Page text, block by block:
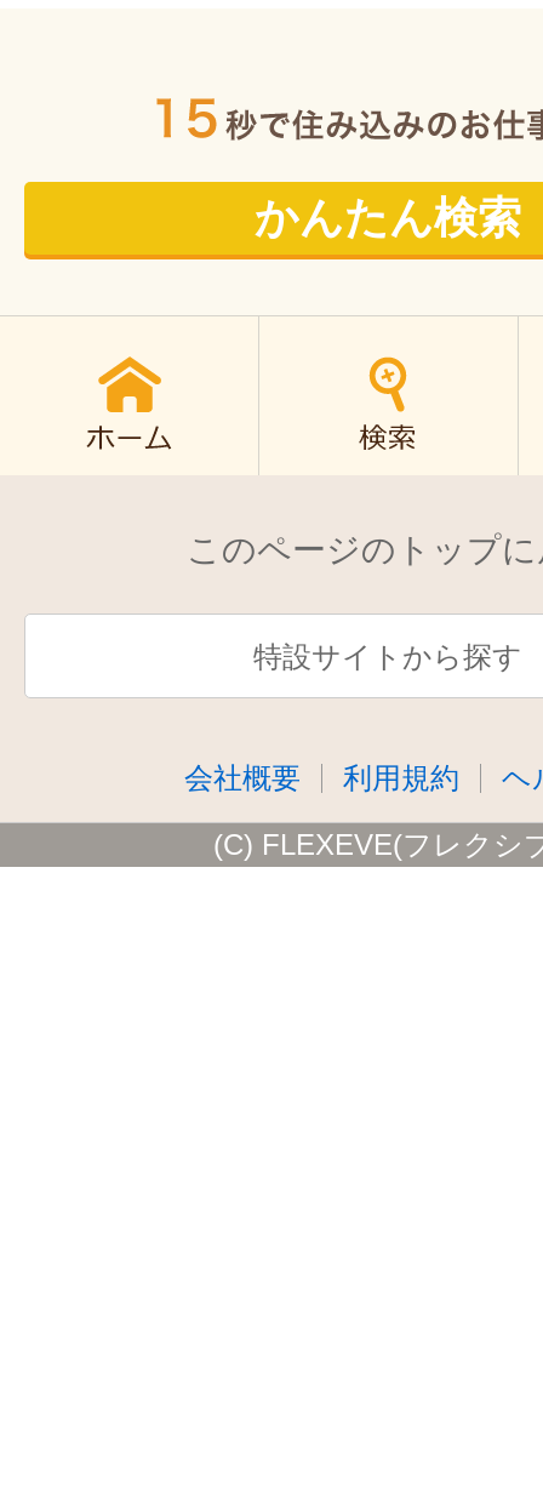
かんたん検索
このページのトップ
特設サイトから探す
会社概要 利用規約 ヘ
(C) FLEXEVE(フレクシ